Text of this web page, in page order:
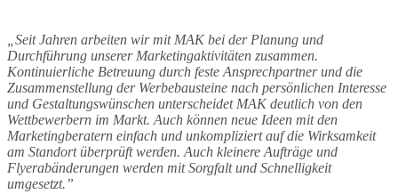
„Seit Jahren arbeiten wir mit MAK bei der Planung und
Durchführung unserer Marketingaktivitäten zusammen.
Kontinuierliche Betreuung durch feste Ansprechpartner und die
Zusammenstellung der Werbebausteine nach persönlichen Interesse
und Gestaltungswünschen unterscheidet MAK deutlich von den
Wettbewerbern im Markt. Auch können neue Ideen mit den
Marketingberatern einfach und unkompliziert auf die Wirksamkeit
am Standort überprüft werden. Auch kleinere Aufträge und
Flyerabänderungen werden mit Sorgfalt und Schnelligkeit
umgesetzt.”